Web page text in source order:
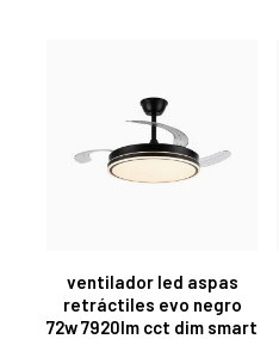
ventilador led aspas
retráctiles evo negro
72w 7920lm cct dim smart